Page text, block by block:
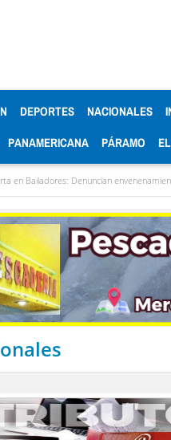
DEPORTES NACIONALES
PANAMERICANA PÁRAMO
Denuncian envenenamiento de siete